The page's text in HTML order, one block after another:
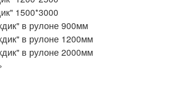
1500*3000
в рулоне 900мм
в рулоне 1200мм
в рулоне 2000мм